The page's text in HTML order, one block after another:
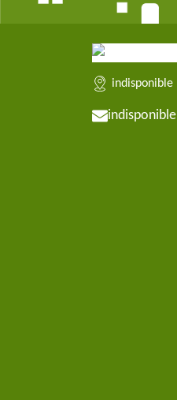
indisponible
indisponible